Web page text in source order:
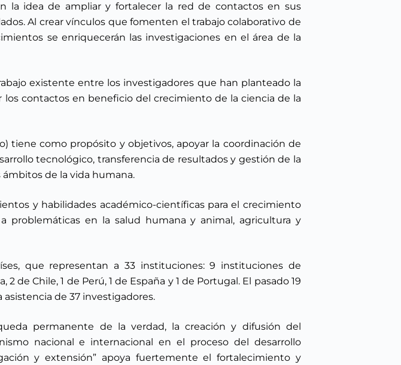
la idea de ampliar y fortalecer la red de contactos en sus
Al crear vínculos que fomenten el trabajo colaborativo de
se enriquecerán las investigaciones en el área de la
existente entre los investigadores que han planteado la
contactos en beneficio del crecimiento de la ciencia de la
tiene como propósito y objetivos, apoyar la coordinación de
tecnológico, transferencia de resultados y gestión de la
de la vida humana.
y habilidades académico-científicas para el crecimiento
problemáticas en la salud humana y animal, agricultura y
que representan a 33 instituciones: 9 instituciones de
de Chile, 1 de Perú, 1 de España y 1 de Portugal. El pasado 19
de 37 investigadores.
permanente de la verdad, la creación y difusión del
nacional e internacional en el proceso del desarrollo
y extensión” apoya fuertemente el fortalecimiento y